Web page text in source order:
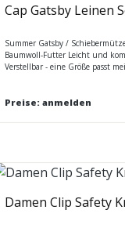
Cap Gatsby Leinen
Summer Gatsby /
Baumwoll-Futter Leicht und
Verstellbar - eine Größe passt
Preise: anmelden
Damen Clip Safety